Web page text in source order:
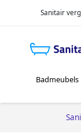
Sanitair
Badmeubels